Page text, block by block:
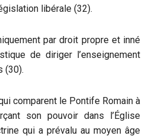
libérale (32).
par droit propre et inné
de diriger l’enseignement
(30).
comparent le Pontife Romain à
son pouvoir dans l’Église
qui a prévalu au moyen âge